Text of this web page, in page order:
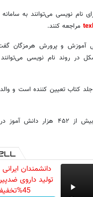
نام نویسی می‌توانند به
مراجعه کنند.
آموزش و پرورش هرمزگان
در روند نام نویسی
کتاب تعیین کننده است و
در سال تحصیلی جدید بیش از ۴۵۲
دانشمندان
تولید داروی
45%تخفیف